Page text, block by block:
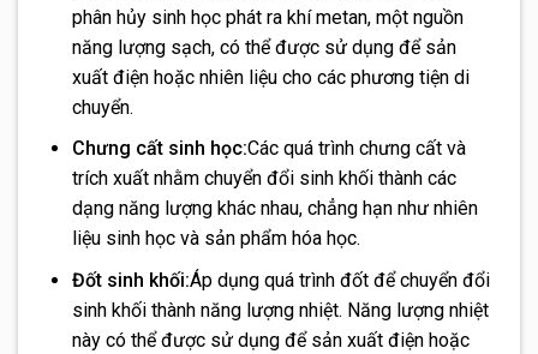
phân hủy sinh học phát ra khí metan, một nguồn
năng lượng sạch, có thể được sử dụng để sản
xuất điện hoặc nhiên liệu cho các phương tiện di
chuyển.
Chưng cất sinh học:Các quá trình chưng cất và
trích xuất nhằm chuyển đổi sinh khối thành các
dạng năng lượng khác nhau, chẳng hạn như nhiên
liệu sinh học và sản phẩm hóa học.
Đốt sinh khối:Áp dụng quá trình đốt để chuyển đổi
sinh khối thành năng lượng nhiệt. Năng lượng nhiệt
này có thể được sử dụng để sản xuất điện hoặc